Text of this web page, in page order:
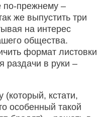
по-прежнему –
же выпустить три
на интерес
общества.
формат листовки
раздачи в руки –
кстати,
особенный такой